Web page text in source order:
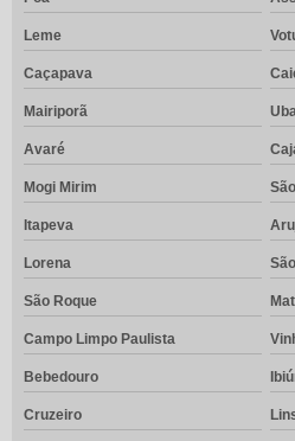
Leme
Caçapava
Mairiporã
Avaré
Mogi Mirim
Itapeva
Lorena
São Roque
Campo Limpo Paulista
Bebedouro
Cruzeiro